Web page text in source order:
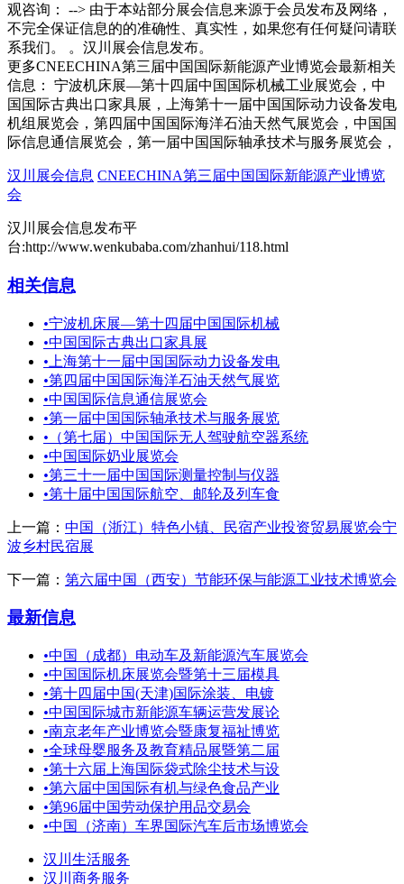
观咨询： --> 由于本站部分展会信息来源于会员发布及网络，
不完全保证信息的的准确性、真实性，如果您有任何疑问请联
系我们。 。汉川展会信息发布。
更多CNEECHINA第三届中国国际新能源产业博览会最新相关
信息： 宁波机床展—第十四届中国国际机械工业展览会，中
国国际古典出口家具展，上海第十一届中国国际动力设备发电
机组展览会，第四届中国国际海洋石油天然气展览会，中国国
际信息通信展览会，第一届中国国际轴承技术与服务展览会，
汉川展会信息 CNEECHINA第三届中国国际新能源产业博览
会
汉川展会信息发布平
台:http://www.wenkubaba.com/zhanhui/118.html
相关信息
•宁波机床展—第十四届中国国际机械
•中国国际古典出口家具展
• 上海第十一届中国国际动力设备发电
•第四届中国国际海洋石油天然气展览
•中国国际信息通信展览会
•第一届中国国际轴承技术与服务展览
• （第七届）中国国际无人驾驶航空器系统
•中国国际奶业展览会
•第三十一届中国国际测量控制与仪器
•第十届中国国际航空、邮轮及列车食
上一篇： 中国（浙江）特色小镇、民宿产业投资贸易展览会宁
波乡村民宿展
下一篇： 第六届中国（西安）节能环保与能源工业技术博览会
最新信息
•中国（成都）电动车及新能源汽车展览会
•中国国际机床展览会暨第十三届模具
•第十四届中国(天津)国际涂装、电镀
•中国国际城市新能源车辆运营发展论
•南京老年产业博览会暨康复福祉博览
•全球母婴服务及教育精品展暨第二届
•第十六届上海国际袋式除尘技术与设
•第六届中国国际有机与绿色食品产业
•第96届中国劳动保护用品交易会
•中国（济南）车界国际汽车后市场博览会
汉川生活服务
汉川商务服务